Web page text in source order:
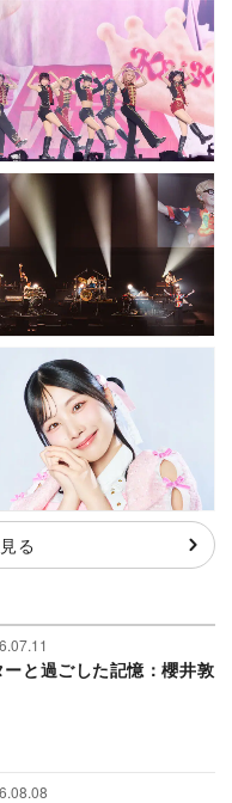
る
ーと過ごした記憶：櫻井敦